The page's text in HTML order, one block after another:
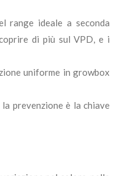
range ideale a seconda
di più sul VPD, e i
uniforme in growbox
prevenzione è la chiave